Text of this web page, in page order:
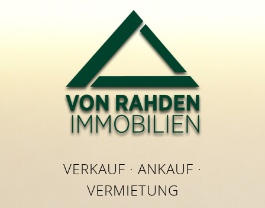
VERKAUF · ANKAUF ·
VERMIETUNG